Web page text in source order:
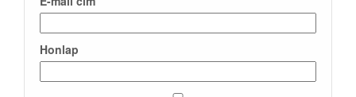
Honlap